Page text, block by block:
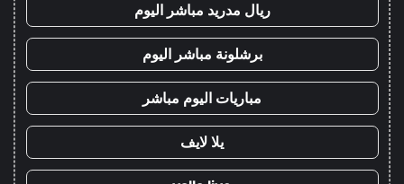
ريال مدريد مباشر اليوم
برشلونة مباشر اليوم
مباريات اليوم مباشر
يلا لايف